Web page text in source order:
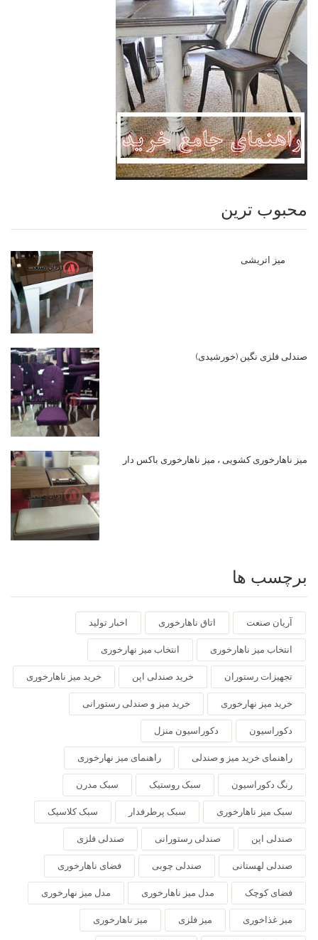
محبوب ترین
میز اتریشی
صندلی فلزی نگین (خورشیدی)
میز ناهارخوری کشویی ، میز ناهارخوری باکس دار
برچسب ها
آریان صنعت اتاق ناهارخوری اخبار تولید
انتخاب میز ناهارخوری انتخاب میز نهارخوری
تجهیزات رستوران خرید صندلی اپن خرید میز ناهارخوری
خرید میز نهارخوری خرید میز و صندلی رستورانی
دکوراسیون دکوراسیون منزل
راهنمای خرید میز و صندلی راهنمای میز نهارخوری
رنگ دکوراسیون سبک روستیک سبک مدرن
سبک میز ناهارخوری سبک پرطرفدار سبک کلاسیک
صندلی اپن صندلی رستورانی صندلی فلزی
صندلی لهستانی صندلی چوبی فضای ناهارخوری
فضای کوچک مدل میز ناهارخوری مدل میز نهارخوری
میز غذاخوری میز فلزی میز ناهارخوری